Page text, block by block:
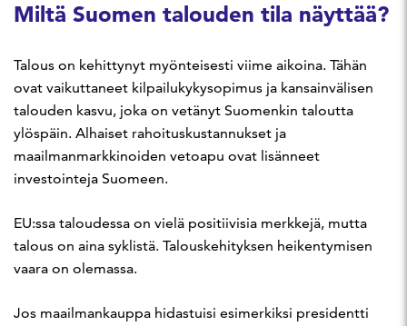
Miltä Suomen talouden tila näyttää?
Talous on kehittynyt myönteisesti viime aikoina. Tähän
ovat vaikuttaneet kilpailukykysopimus ja kansainvälisen
talouden kasvu, joka on vetänyt Suomenkin taloutta
ylöspäin. Alhaiset rahoituskustannukset ja
maailmanmarkkinoiden vetoapu ovat lisänneet
investointeja Suomeen.
EU:ssa taloudessa on vielä positiivisia merkkejä, mutta
talous on aina syklistä. Talouskehityksen heikentymisen
vaara on olemassa.
Jos maailmankauppa hidastuisi esimerkiksi presidentti